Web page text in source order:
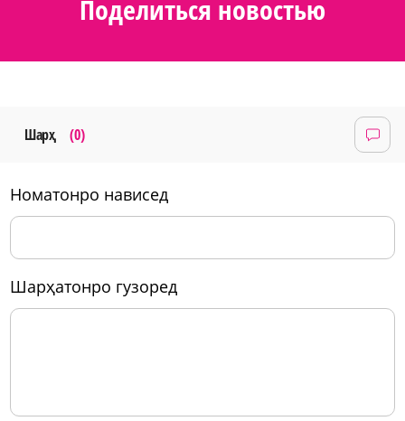
Поделиться новостью
Шарҳ (0)
номатонро нависед
шарҳатонро гузоред